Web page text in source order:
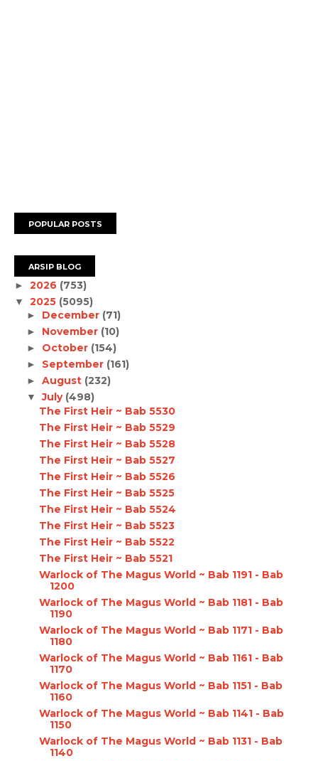
POPULAR POSTS
ARSIP BLOG
► 2026 (753)
▼ 2025 (5095)
► December (71)
► November (10)
► October (154)
► September (161)
► August (232)
▼July (498)
The First Heir ~ Bab 5530
The First Heir ~ Bab 5529
The First Heir ~ Bab 5528
The First Heir ~ Bab 5527
The First Heir ~ Bab 5526
The First Heir ~ Bab 5525
The First Heir ~ Bab 5524
The First Heir ~ Bab 5523
The First Heir ~ Bab 5522
The First Heir ~ Bab 5521
Warlock of The Magus World ~ Bab 1191 - Bab
1200
Warlock of The Magus World ~ Bab 1181 - Bab
1190
Warlock of The Magus World ~ Bab 1171 - Bab
1180
Warlock of The Magus World ~ Bab 1161 - Bab
1170
Warlock of The Magus World ~ Bab 1151 - Bab
1160
Warlock of The Magus World ~ Bab 1141 - Bab
1150
Warlock of The Magus World ~ Bab 1131 - Bab
1140